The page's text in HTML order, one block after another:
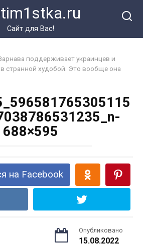
Сайт для Вас!
поддерживает украинцев и
странной худобой. Это вообще она
688×595
на Facebook
Опубликовано
15.08.2022